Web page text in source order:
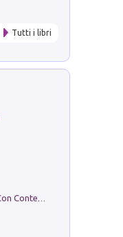
Tutti i libri